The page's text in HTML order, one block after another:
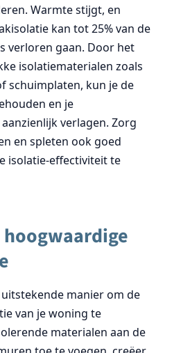
Warmte stijgt, en
kan tot 25% van de
verloren gaan. Door het
isolatiematerialen zoals
schuimplaten, kun je de
en je
verlagen. Zorg
en spleten ook goed
isolatie-effectiviteit te
manier om de
van je woning te
materialen aan de